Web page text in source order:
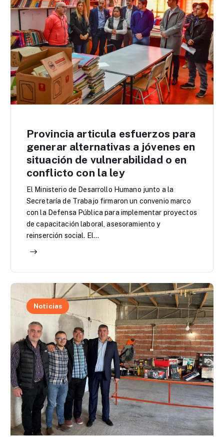
Provincia articula esfuerzos para
generar alternativas a jóvenes en
situación de vulnerabilidad o en
conflicto con la ley
El Ministerio de Desarrollo Humano junto a la
Secretaría de Trabajo firmaron un convenio marco
con la Defensa Pública para implementar proyectos
de capacitación laboral, asesoramiento y
reinserción social. El…
Noticias